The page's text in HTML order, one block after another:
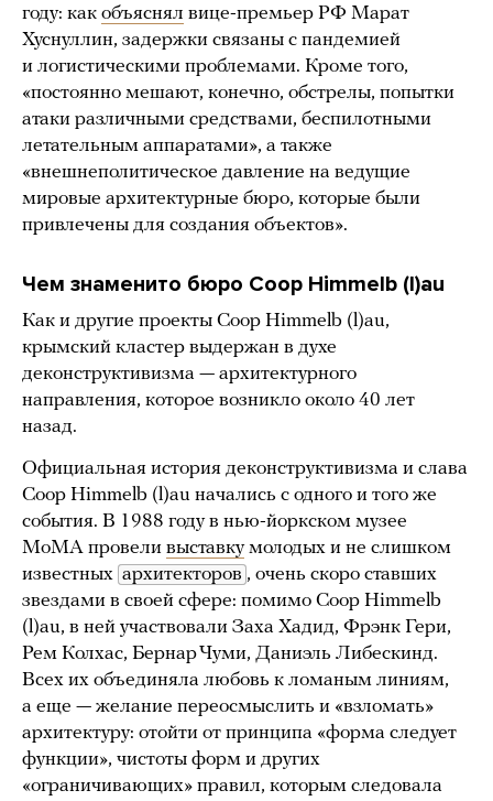
году: как объяснял вице-премьер РФ Марат
Хуснуллин, задержки связаны с пандемией
и логистическими проблемами. Кроме того,
«постоянно мешают, конечно, обстрелы, попытки
атаки различными средствами, беспилотными
летательным аппаратами», а также
«внешнеполитическое давление на ведущие
мировые архитектурные бюро, которые были
привлечены для создания объектов».
Чем знаменито бюро Coop Himmelb (l)au
Как и другие проекты Coop Himmelb (l)au,
крымский кластер выдержан в духе
деконструктивизма — архитектурного
направления, которое возникло около 40 лет
назад.
Официальная история деконструктивизма и слава
Coop Himmelb (l)au начались с одного и того же
события. В 1988 году в нью-йоркском музее
МоМА провели выставкумолодых и не слишком
известных архитекторов , очень скоро ставших
звездами в своей сфере: помимо Coop Himmelb
(l)au, в ней участвовали Заха Хадид, Фрэнк Гери,
Рем Колхас, Бернар Чуми, Даниэль Либескинд.
Всех их объединяла любовь к ломаным линиям,
а еще — желание переосмыслить и «взломать»
архитектуру: отойти от принципа «форма следует
функции», чистоты форм и других
«ограничивающих» правил, которым следовала